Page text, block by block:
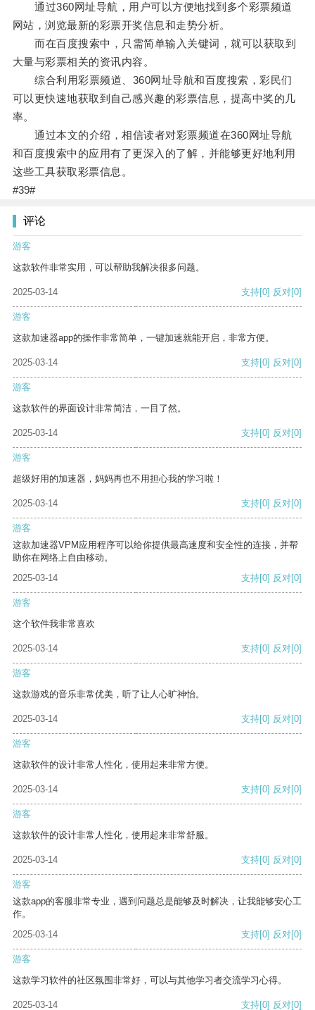
通过360网址导航，用户可以方便地找到多个彩票频道
网站，浏览最新的彩票开奖信息和走势分析。
而在百度搜索中，只需简单输入关键词，就可以获取到
大量与彩票相关的资讯内容。
综合利用彩票频道、360网址导航和百度搜索，彩民们
可以更快速地获取到自己感兴趣的彩票信息，提高中奖的几
率。
通过本文的介绍，相信读者对彩票频道在360网址导航
和百度搜索中的应用有了更深入的了解，并能够更好地利用
这些工具获取彩票信息。
#39#
评论
游客
这款软件非常实用，可以帮助我解决很多问题。
2025-03-14 支持[0] 反对[0]
游客
这款加速器app的操作非常简单，一键加速就能开启，非常方便。
2025-03-14 支持[0] 反对[0]
游客
这款软件的界面设计非常简洁，一目了然。
2025-03-14 支持[0] 反对[0]
游客
超级好用的加速器，妈妈再也不用担心我的学习啦！
2025-03-14 支持[0] 反对[0]
游客
这款加速器VPM应用程序可以给你提供最高速度和安全性的连接，并帮
助你在网络上自由移动。
2025-03-14
支持[0] 反对[0]
游客
这个软件我非常喜欢
2025-03-14 支持[0] 反对[0]
游客
这款游戏的音乐非常优美，听了让人心旷神怡。
2025-03-14 支持[0] 反对[0]
游客
这款软件的设计非常人性化，使用起来非常方便。
2025-03-14 支持[0] 反对[0]
游客
这款软件的设计非常人性化，使用起来非常舒服。
2025-03-14 支持[0] 反对[0]
游客
这款app的客服非常专业，遇到问题总是能够及时解决，让我能够安心工
作。
2025-03-14
支持[0] 反对[0]
游客
这款学习软件的社区氛围非常好，可以与其他学习者交流学习心得。
2025-03-14 支持[0] 反对[0]